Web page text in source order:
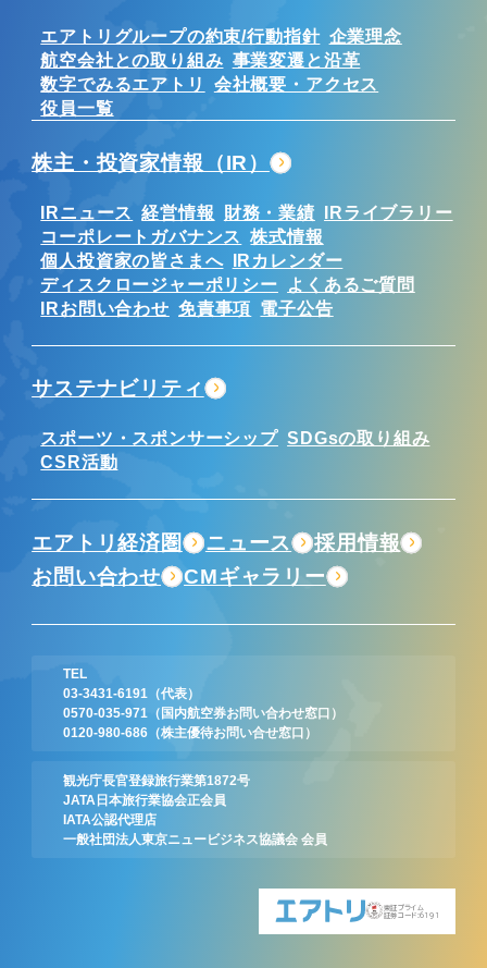
TEL
03-3431-6191
（代表）
0570-035-971
（国内航空券お問い合わせ窓口）
0120-980-686 （株主優待お問い合せ窓口）
観光庁長官登録旅行業第1872号
JATA日本旅行業協会正会員
IATA公認代理店
一般社団法人東京ニュービジネス協議会 会員
東証プライム
証券コード:6191
エアトリグループの約束/行動指針 企業理念
航空会社との取り組み 事業変遷と沿革
数字でみるエアトリ
会社概要・アクセス
役員一覧
株主・投資家情報（IR）
IRニュース 経営情報 財務・業績 IRライブラリー
コーポレートガバナンス 株式情報
個人投資家の皆さまへ IRカレンダー
ディスクロージャーポリシー
よくあるご質問
IRお問い合わせ 免責事項 電子公告
サステナビリティ
スポーツ・スポンサーシップ SDGsの取り組み
CSR活動
エアトリ経済圏 ニュース
採用情報
お問い合わせ
CMギャラリー